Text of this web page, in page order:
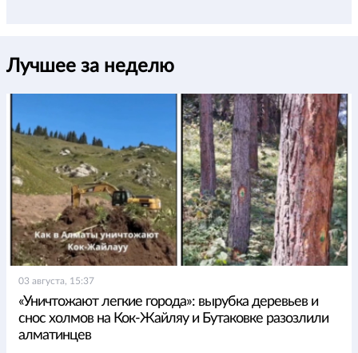
Лучшее за неделю
03 августа, 15:37
«Уничтожают легкие города»: вырубка деревьев и
снос холмов на Кок-Жайляу и Бутаковке разозлили
алматинцев